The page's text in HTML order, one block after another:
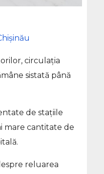
circulația
sistată până
de stațiile
mare cantitate de
reluarea